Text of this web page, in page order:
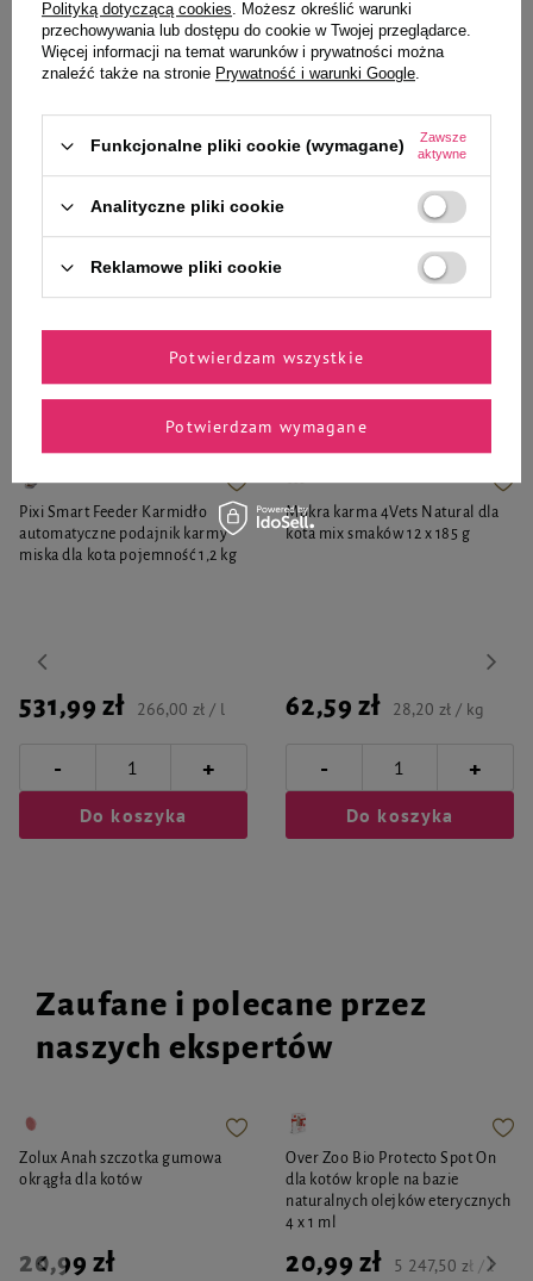
23,94 zł 21,57 zł / kg
- +
Do koszyka
23,94 zł 21,57 zł / kg
- +
Do koszyka
Wybrane specjalnie dla
Ciebie i Twojego czworonoga
Pixi Smart Feeder Karmidło
automatyczne podajnik karmy
miska dla kota pojemność 1,2 kg
531,99 zł 266,00 zł / l
- +
Do koszyka
Mokra karma 4Vets Natural dla
kota mix smaków 12 x 185 g
62,59 zł 28,20 zł / kg
- +
Do koszyka
Zaufane i polecane przez
naszych ekspertów
Zolux Anah szczotka gumowa
okrągła dla kotów
20,99 zł
Over Zoo Bio Protecto Spot On
dla kotów krople na bazie
naturalnych olejków eterycznych
4 x 1 ml
20,99 zł 5 247,50 zł / l
Polityką dotyczącą cookies. Możesz określić warunki
przechowywania lub dostępu do cookie w Twojej przeglądarce.
Więcej informacji na temat warunków i prywatności można
znaleźć także na stronie Prywatność i warunki Google.
Funkcjonalne pliki cookie (wymagane)
Zawsze
aktywne
Analityczne pliki cookie
Reklamowe pliki cookie
Potwierdzam wymagane
Potwierdzam wszystkie